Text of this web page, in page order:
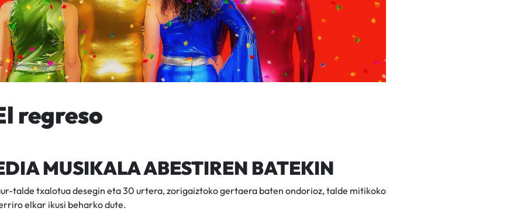
regreso
MUSIKALA ABESTIREN BATEKIN
talde txalotua desegin eta 30 urtera, zorigaiztoko gertaera baten ondorioz, talde mitikoko
elkar ikusi beharko dute.